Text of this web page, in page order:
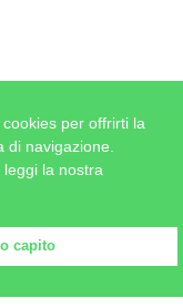
per offrirti la
di navigazione.
la nostra
capito